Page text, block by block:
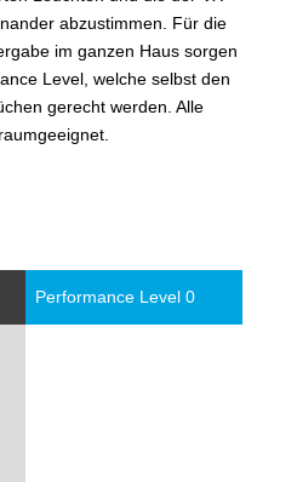
abzustimmen. Für die
im ganzen Haus sorgen
Level, welche selbst den
gerecht werden. Alle
Performance Level 0